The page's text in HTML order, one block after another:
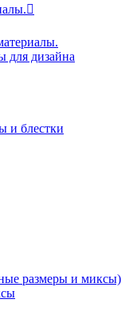
для дизайна
и блестки
размеры и миксы)